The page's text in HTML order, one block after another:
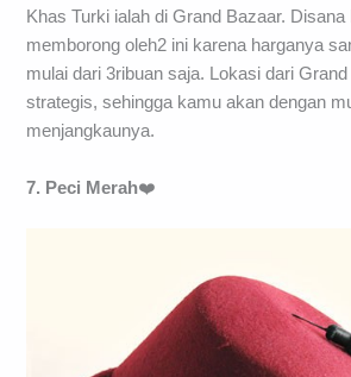
Khas Turki ialah di Grand Bazaar.
memborong oleh2 ini karena harganya
mulai dari 3ribuan saja. Lokasi dari
strategis, sehingga kamu akan dengan
menjangkaunya.
7. Peci Merah❤️